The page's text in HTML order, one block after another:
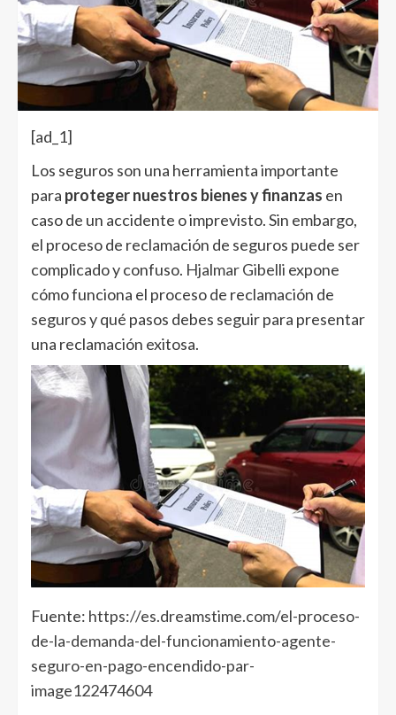
[ad_1]
Los seguros son una herramienta importante
para proteger nuestros bienes y finanzas en
caso de un accidente o imprevisto. Sin embargo,
el proceso de reclamación de seguros puede ser
complicado y confuso. Hjalmar Gibelli expone
cómo funciona el proceso de reclamación de
seguros y qué pasos debes seguir para presentar
una reclamación exitosa.
Fuente: https://es.dreamstime.com/el-proceso-
de-la-demanda-del-funcionamiento-agente-
seguro-en-pago-encendido-par-
image122474604